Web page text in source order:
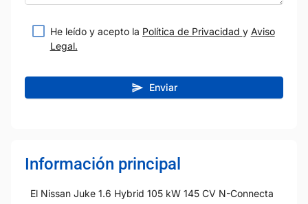
He leído y acepto la Política de Privacidad y Aviso
Legal.
Enviar
Información principal
El Nissan Juke 1.6 Hybrid 105 kW 145 CV N-Connecta